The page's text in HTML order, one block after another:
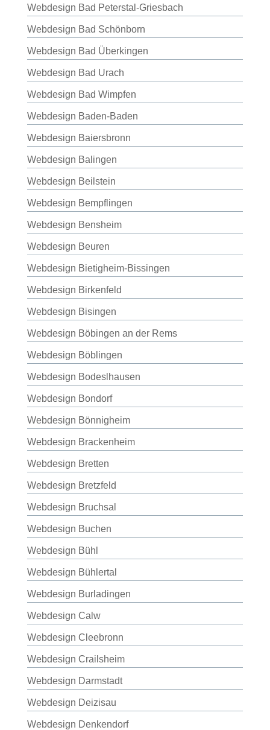
Webdesign Bad Peterstal-Griesbach
Webdesign Bad Schönborn
Webdesign Bad Überkingen
Webdesign Bad Urach
Webdesign Bad Wimpfen
Webdesign Baden-Baden
Webdesign Baiersbronn
Webdesign Balingen
Webdesign Beilstein
Webdesign Bempflingen
Webdesign Bensheim
Webdesign Beuren
Webdesign Bietigheim-Bissingen
Webdesign Birkenfeld
Webdesign Bisingen
Webdesign Böbingen an der Rems
Webdesign Böblingen
Webdesign Bodeslhausen
Webdesign Bondorf
Webdesign Bönnigheim
Webdesign Brackenheim
Webdesign Bretten
Webdesign Bretzfeld
Webdesign Bruchsal
Webdesign Buchen
Webdesign Bühl
Webdesign Bühlertal
Webdesign Burladingen
Webdesign Calw
Webdesign Cleebronn
Webdesign Crailsheim
Webdesign Darmstadt
Webdesign Deizisau
Webdesign Denkendorf